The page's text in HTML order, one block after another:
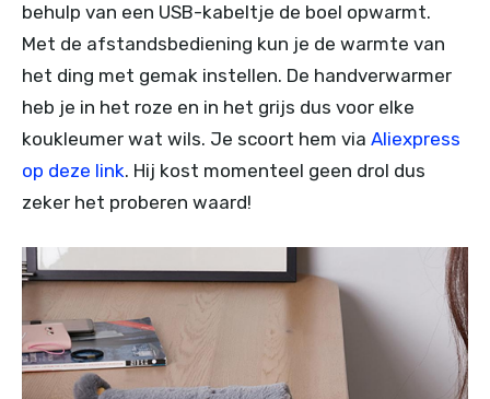
behulp van een USB-kabeltje de boel opwarmt.
Met de afstandsbediening kun je de warmte van
het ding met gemak instellen. De handverwarmer
heb je in het roze en in het grijs dus voor elke
koukleumer wat wils. Je scoort hem via Aliexpress
op deze link. Hij kost momenteel geen drol dus
zeker het proberen waard!